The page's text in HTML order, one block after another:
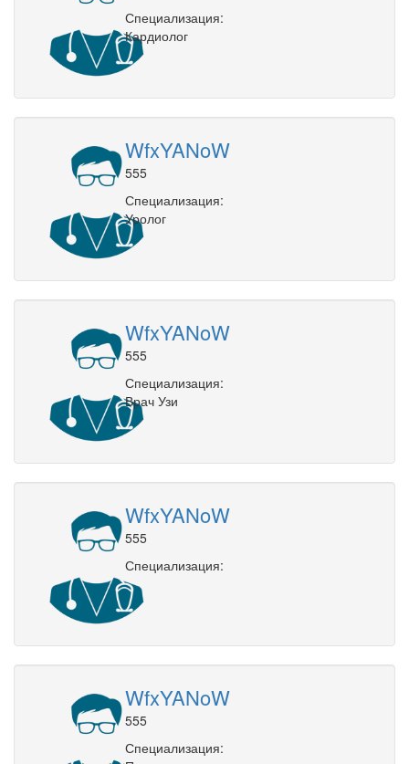
Специализация:
Кардиолог
WfxYANoW
555
Специализация:
Уролог
WfxYANoW
555
Специализация:
Врач Узи
WfxYANoW
555
Специализация:
WfxYANoW
555
Специализация: